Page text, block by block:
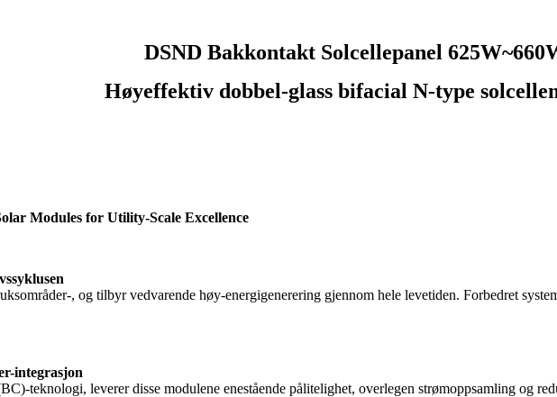
DSND Bakkontakt Solcellepanel
Høyeffektiv dobbel-glass bifacial N-type
Modules for Utility-Scale Excellence
, og tilbyr vedvarende høy-energigenerering gjennom hele levetiden. Forbedret
integrasjon
teknologi, leverer disse modulene enestående pålitelighet, overlegen strømoppsamling og